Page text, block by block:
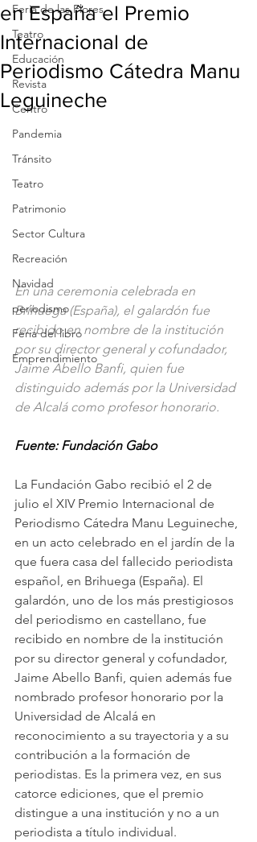
Feria de las Flores
Teatro
Educación
Revista
Centro
Pandemia
Tránsito
Teatro
Patrimonio
Sector Cultura
Recreación
Navidad
periodismo
Feria del libro
Emprendimiento
en España el Premio
Internacional de
Periodismo Cátedra Manu
Leguineche
En una ceremonia celebrada en
Brihuega (España), el galardón fue
recibido en nombre de la institución
por su director general y cofundador,
Jaime Abello Banfi, quien fue
distinguido además por la Universidad
de Alcalá como profesor honorario.
Fuente: Fundación Gabo
La Fundación Gabo recibió el 2 de
julio el XIV Premio Internacional de
Periodismo Cátedra Manu Leguineche,
en un acto celebrado en el jardín de la
que fuera casa del fallecido periodista
español, en Brihuega (España). El
galardón, uno de los más prestigiosos
del periodismo en castellano, fue
recibido en nombre de la institución
por su director general y cofundador,
Jaime Abello Banfi, quien además fue
nombrado profesor honorario por la
Universidad de Alcalá en
reconocimiento a su trayectoria y a su
contribución a la formación de
periodistas. Es la primera vez, en sus
catorce ediciones, que el premio
distingue a una institución y no a un
periodista a título individual.